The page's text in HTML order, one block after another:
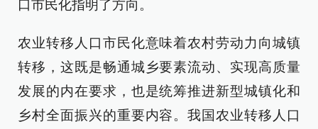
口市民化指明了方向。
农业转移人口市民化意味着农村劳动力向城镇
转移，这既是畅通城乡要素流动、实现高质量
发展的内在要求，也是统筹推进新型城镇化和
乡村全面振兴的重要内容。我国农业转移人口